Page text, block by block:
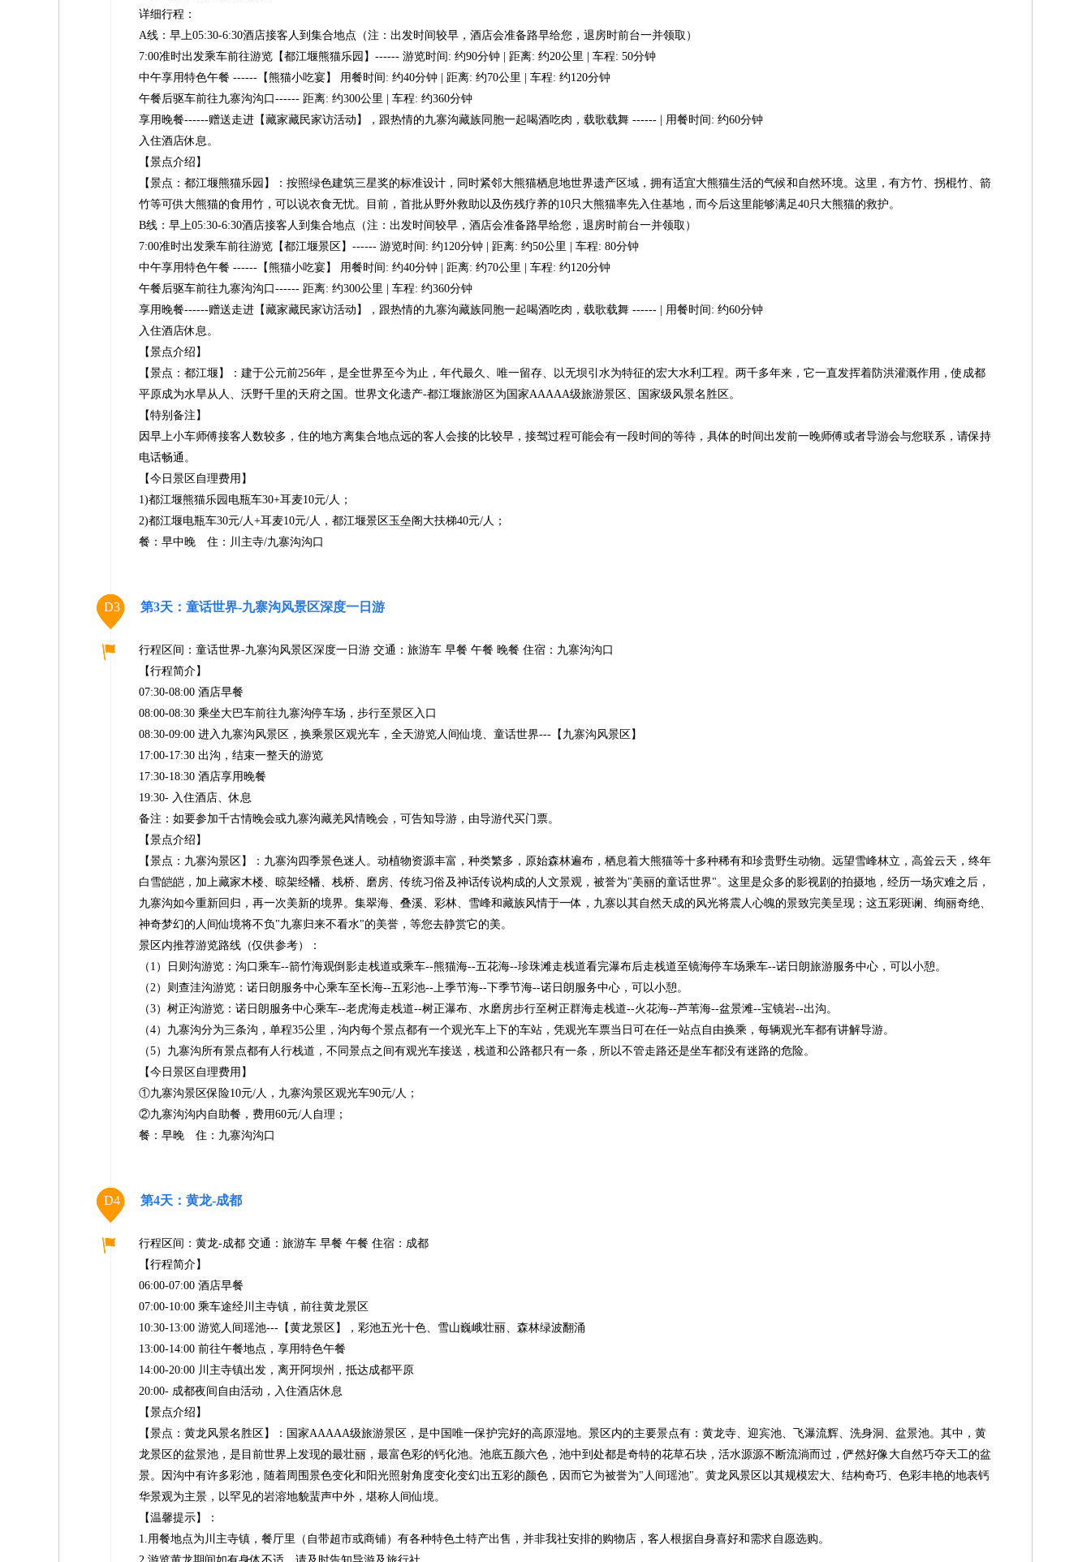
详细行程：
A线：早上05:30-6:30酒店接客人到集合地点（注：出发时间较早，酒店会准备路早给您，退房时前台一并领取）
7:00准时出发乘车前往游览【都江堰熊猫乐园】------ 游览时间: 约90分钟 | 距离: 约20公里 | 车程: 50分钟
中午享用特色午餐 ------【熊猫小吃宴】 用餐时间: 约40分钟 | 距离: 约70公里 | 车程: 约120分钟
午餐后驱车前往九寨沟沟口------ 距离: 约300公里 | 车程: 约360分钟
享用晚餐------赠送走进【藏家藏民家访活动】，跟热情的九寨沟藏族同胞一起喝酒吃肉，载歌载舞 ------ | 用餐时间: 约60分钟
入住酒店休息。
【景点介绍】
【景点：都江堰熊猫乐园】：按照绿色建筑三星奖的标准设计，同时紧邻大熊猫栖息地世界遗产区域，拥有适宜大熊猫生活的气候和自然环境。这里，有方竹、拐棍竹、箭
竹等可供大熊猫的食用竹，可以说衣食无忧。目前，首批从野外救助以及伤残疗养的10只大熊猫率先入住基地，而今后这里能够满足40只大熊猫的救护。
B线：早上05:30-6:30酒店接客人到集合地点（注：出发时间较早，酒店会准备路早给您，退房时前台一并领取）
7:00准时出发乘车前往游览【都江堰景区】------ 游览时间: 约120分钟 | 距离: 约50公里 | 车程: 80分钟
中午享用特色午餐 ------【熊猫小吃宴】 用餐时间: 约40分钟 | 距离: 约70公里 | 车程: 约120分钟
午餐后驱车前往九寨沟沟口------ 距离: 约300公里 | 车程: 约360分钟
享用晚餐------赠送走进【藏家藏民家访活动】，跟热情的九寨沟藏族同胞一起喝酒吃肉，载歌载舞 ------ | 用餐时间: 约60分钟
入住酒店休息。
【景点介绍】
【景点：都江堰】：建于公元前256年，是全世界至今为止，年代最久、唯一留存、以无坝引水为特征的宏大水利工程。两千多年来，它一直发挥着防洪灌溉作用，使成都
平原成为水旱从人、沃野千里的天府之国。世界文化遗产-都江堰旅游区为国家AAAAA级旅游景区、国家级风景名胜区。
【特别备注】
因早上小车师傅接客人数较多，住的地方离集合地点远的客人会接的比较早，接驾过程可能会有一段时间的等待，具体的时间出发前一晚师傅或者导游会与您联系，请保持
电话畅通。
【今日景区自理费用】
1)都江堰熊猫乐园电瓶车30+耳麦10元/人；
2)都江堰电瓶车30元/人+耳麦10元/人，都江堰景区玉垒阁大扶梯40元/人；
餐：早中晚 住：川主寺/九寨沟沟口
D3 第3天：童话世界-九寨沟风景区深度一日游
行程区间：童话世界-九寨沟风景区深度一日游 交通：旅游车 早餐 午餐 晚餐 住宿：九寨沟沟口
【行程简介】
07:30-08:00 酒店早餐
08:00-08:30 乘坐大巴车前往九寨沟停车场，步行至景区入口
08:30-09:00 进入九寨沟风景区，换乘景区观光车，全天游览人间仙境、童话世界---【九寨沟风景区】
17:00-17:30 出沟，结束一整天的游览
17:30-18:30 酒店享用晚餐
19:30- 入住酒店、休息
备注：如要参加千古情晚会或九寨沟藏羌风情晚会，可告知导游，由导游代买门票。
【景点介绍】
【景点：九寨沟景区】：九寨沟四季景色迷人。动植物资源丰富，种类繁多，原始森林遍布，栖息着大熊猫等十多种稀有和珍贵野生动物。远望雪峰林立，高耸云天，终年
白雪皑皑，加上藏家木楼、晾架经幡、栈桥、磨房、传统习俗及神话传说构成的人文景观，被誉为"美丽的童话世界"。这里是众多的影视剧的拍摄地，经历一场灾难之后，
九寨沟如今重新回归，再一次美新的境界。集翠海、叠溪、彩林、雪峰和藏族风情于一体，九寨以其自然天成的风光将震人心魄的景致完美呈现；这五彩斑谰、绚丽奇绝、
神奇梦幻的人间仙境将不负"九寨归来不看水"的美誉，等您去静赏它的美。
景区内推荐游览路线（仅供参考）：
（1）日则沟游览：沟口乘车--箭竹海观倒影走栈道或乘车--熊猫海--五花海--珍珠滩走栈道看完瀑布后走栈道至镜海停车场乘车--诺日朗旅游服务中心，可以小憩。
（2）则查洼沟游览：诺日朗服务中心乘车至长海--五彩池--上季节海--下季节海--诺日朗服务中心，可以小憩。
（3）树正沟游览：诺日朗服务中心乘车--老虎海走栈道--树正瀑布、水磨房步行至树正群海走栈道--火花海--芦苇海--盆景滩--宝镜岩--出沟。
（4）九寨沟分为三条沟，单程35公里，沟内每个景点都有一个观光车上下的车站，凭观光车票当日可在任一站点自由换乘，每辆观光车都有讲解导游。
（5）九寨沟所有景点都有人行栈道，不同景点之间有观光车接送，栈道和公路都只有一条，所以不管走路还是坐车都没有迷路的危险。
【今日景区自理费用】
①九寨沟景区保险10元/人，九寨沟景区观光车90元/人；
②九寨沟沟内自助餐，费用60元/人自理；
餐：早晚 住：九寨沟沟口
D4 第4天：黄龙-成都
行程区间：黄龙-成都 交通：旅游车 早餐 午餐 住宿：成都
【行程简介】
06:00-07:00 酒店早餐
07:00-10:00 乘车途经川主寺镇，前往黄龙景区
10:30-13:00 游览人间瑶池---【黄龙景区】，彩池五光十色、雪山巍峨壮丽、森林绿波翻涌
13:00-14:00 前往午餐地点，享用特色午餐
14:00-20:00 川主寺镇出发，离开阿坝州，抵达成都平原
20:00- 成都夜间自由活动，入住酒店休息
【景点介绍】
【景点：黄龙风景名胜区】：国家AAAAA级旅游景区，是中国唯一保护完好的高原湿地。景区内的主要景点有：黄龙寺、迎宾池、飞瀑流辉、洗身洞、盆景池。其中，黄
龙景区的盆景池，是目前世界上发现的最壮丽，最富色彩的钙化池。池底五颜六色，池中到处都是奇特的花草石块，活水源源不断流淌而过，俨然好像大自然巧夺天工的盆
景。因沟中有许多彩池，随着周围景色变化和阳光照射角度变化变幻出五彩的颜色，因而它为被誉为"人间瑶池"。黄龙风景区以其规模宏大、结构奇巧、色彩丰艳的地表钙
华景观为主景，以罕见的岩溶地貌蜚声中外，堪称人间仙境。
【温馨提示】：
1.用餐地点为川主寺镇，餐厅里（自带超市或商铺）有各种特色土特产出售，并非我社安排的购物店，客人根据自身喜好和需求自愿选购。